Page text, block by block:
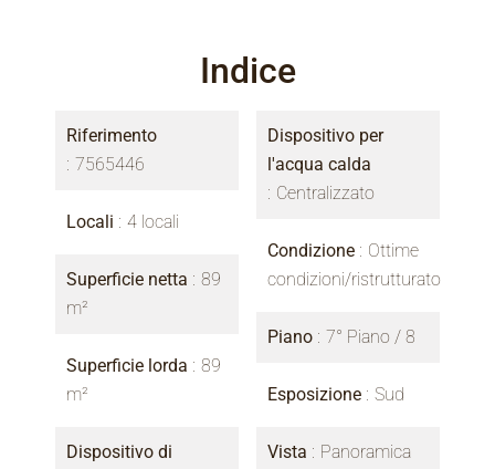
Indice
Riferimento
7565446
Locali 4 locali
Superficie netta
89
m²
Superficie lorda
89
m²
Dispositivo di
Dispositivo per
l'acqua calda
Centralizzato
Condizione
Ottime
condizioni/ristrutturato
Piano 7° Piano / 8
Esposizione Sud
Vista Panoramica